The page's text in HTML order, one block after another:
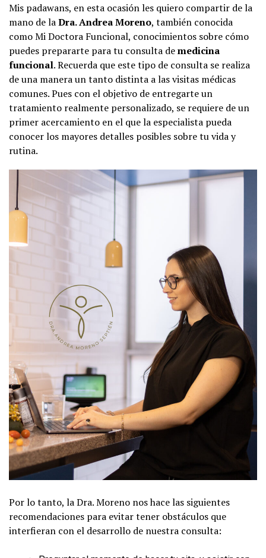
Mis padawans, en esta ocasión les quiero compartir de la
mano de laDra. Andrea Moreno, también conocida
como Mi Doctora Funcional, conocimientos sobre cómo
puedes prepararte para tu consulta demedicina
funcional. Recuerda que este tipo de consulta se realiza
de una manera un tanto distinta a las visitas médicas
comunes. Pues con el objetivo de entregarte un
tratamiento realmente personalizado, se requiere de un
primer acercamiento en el que la especialista pueda
conocer los mayores detalles posibles sobre tu vida y
rutina.
Por lo tanto, la Dra. Moreno nos hace las siguientes
recomendaciones para evitar tener obstáculos que
interfieran con el desarrollo de nuestra consulta: